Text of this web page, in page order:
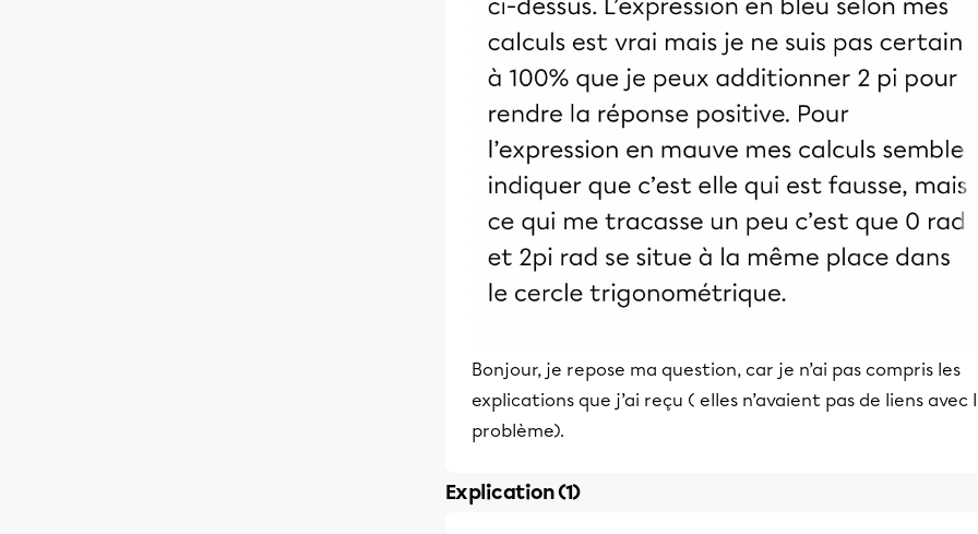
Bonjour, je repose ma question, car je n’ai pas compris les
explications que j’ai reçu ( elles n’avaient pas de liens avec
problème).
Explication (1)